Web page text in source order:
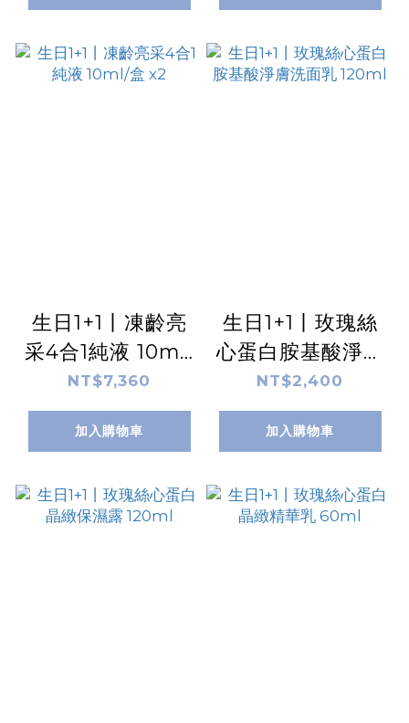
生日1+1丨凍齡亮
采4合1純液 10ml/
盒 x2
NT$7,360
加入購物車
生日1+1丨玫瑰絲
心蛋白胺基酸淨膚
洗面乳 120ml
NT$2,400
加入購物車